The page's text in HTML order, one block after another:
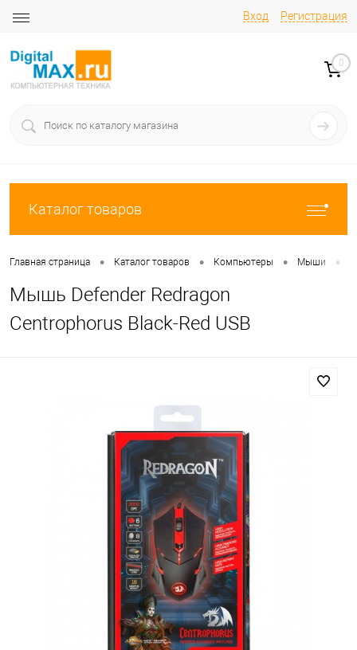
Вход Регистрация
0
Каталог товаров
Главная страница • Каталог товаров • Компьютеры • Мыши •
Мышь Defender Redragon
Centrophorus Black-Red USB